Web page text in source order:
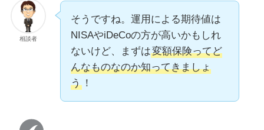
相談者
そうですね。運用による期待値は
NISAやiDeCoの方が高いかもしれ
ないけど、まずは変額保険ってど
んなものなのか知ってきましょ
う！